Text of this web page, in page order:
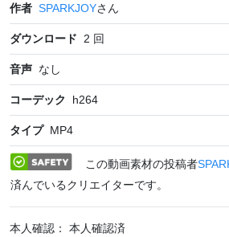
作者 SPARKJOYさん
ダウンロード 2 回
音声 なし
コーデック h264
タイプ MP4
この動画素材の投稿者
済んでいるクリエイターです。
本人確認： 本人確認済